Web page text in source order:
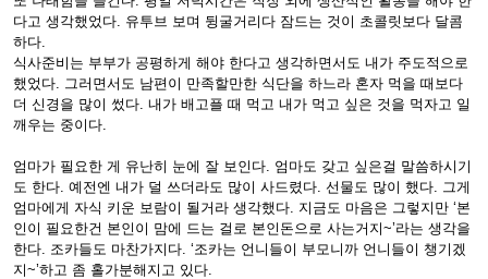
다고 생각했었다. 유투브 보며 뒹굴거리다 잠드는 것이 초콜릿보다 달콤
하다.
식사준비는 부부가 공평하게 해야 한다고 생각하면서도 내가 주도적으로
했었다. 그러면서도 남편이 만족할만한 식단을 하느라 혼자 먹을 때보다
더 신경을 많이 썼다. 내가 배고플 때 먹고 내가 먹고 싶은 것을 먹자고 일
깨우는 중이다.
엄마가 필요한 게 유난히 눈에 잘 보인다. 엄마도 갖고 싶은걸 말씀하시기
도 한다. 예전엔 내가 덜 쓰더라도 많이 사드렸다. 선물도 많이 했다. 그게
엄마에게 자식 키운 보람이 될거라 생각했다. 지금도 마음은 그렇지만 ‘본
인이 필요한건 본인이 맘에 드는 걸로 본인돈으로 사는거지~’라는 생각을
한다. 조카들도 마찬가지다. ‘조카는 언니들이 부모니까 언니들이 챙기겠
지~’하고 좀 홀가분해지고 있다.